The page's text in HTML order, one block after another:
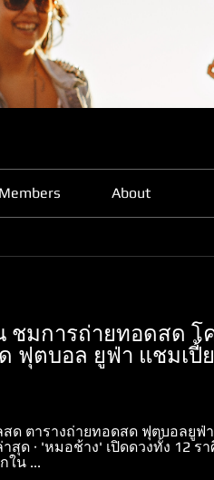
Members About
ชมการถ่ายทอดสด โ
ฟุตบอล ยูฟ่า แชมเปี้
สด ตารางถ่ายทอดสด ฟุตบอลยูฟ่
สุด · 'หมอช้าง' เปิดดวงทั้ง 12 รา
น ...